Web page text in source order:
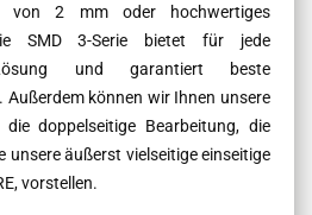
von 2 mm oder hochwertiges
SMD 3-Serie bietet für jede
und garantiert beste
Außerdem können wir Ihnen unsere
die doppelseitige Bearbeitung, die
unsere äußerst vielseitige einseitige
vorstellen.